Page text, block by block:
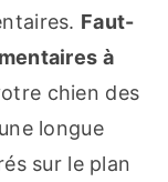
Faut-
à
chien des
longue
sur le plan